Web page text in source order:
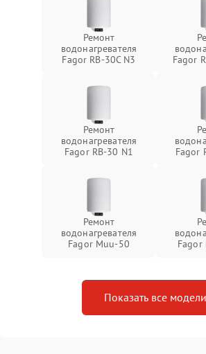
Ремонт
водонагревателя
Fagor RB-30C N3
Fagor
Ремонт
водонагревателя
Fagor RB-30 N1
Fagor
Ремонт
водонагревателя
Fagor Muu-50
Fagor
Показать все модели